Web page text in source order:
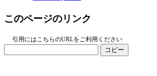
このページのリンク
引用にはこちらのURLをご利用ください
コピー